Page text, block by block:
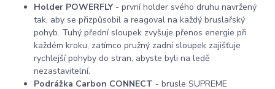
Holder POWERFLY- první holder svého druhu navržený
tak, aby se přizpůsobil a reagoval na každý bruslařský
pohyb. Tuhý přední sloupek zvyšuje přenos energie při
každém kroku, zatímco pružný zadní sloupek zajišťuje
rychlejší pohyby do stran, abyste byli na ledě
nezastavitelní.
Podrážka Carbon CONNECT - brusle SUPREME